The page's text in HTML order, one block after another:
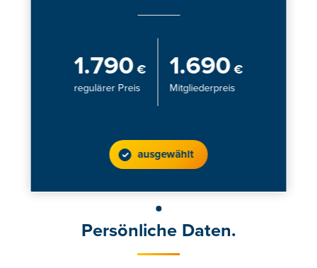
1.790 €
regulärer Preis
1.690 €
Mitgliederpreis
ausgewählt
Persönliche Daten.